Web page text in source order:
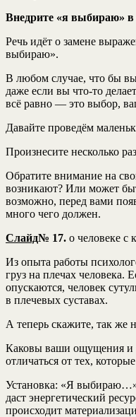
Внедрите «я выбираю»
Речь идёт о замене
выбираю».
В любом случае, что бы
даже если вы что-то
всё равно — это выбор,
Давайте проведём
Произнесите несколько
Обратите внимание на
возникают? Или может
возможно, перед вами
много чего должен.
Слайд№ 17. о человеке с
Из опыта работы
груз на плечах человека.
опускаются, человек
в плечевых суставах.
А теперь скажите, так же
Каковы ваши ощущения и
отличаться от тех,
Установка: «Я выбираю…»
даст энергетический
происходит